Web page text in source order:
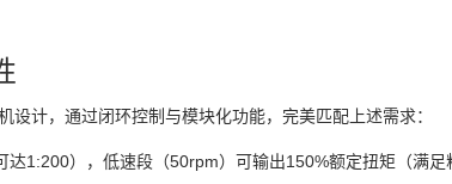
计，通过闭环控制与模块化功能，完美匹配上述需求：
达1:200），低速段（50rpm）可输出150%额定扭矩（满